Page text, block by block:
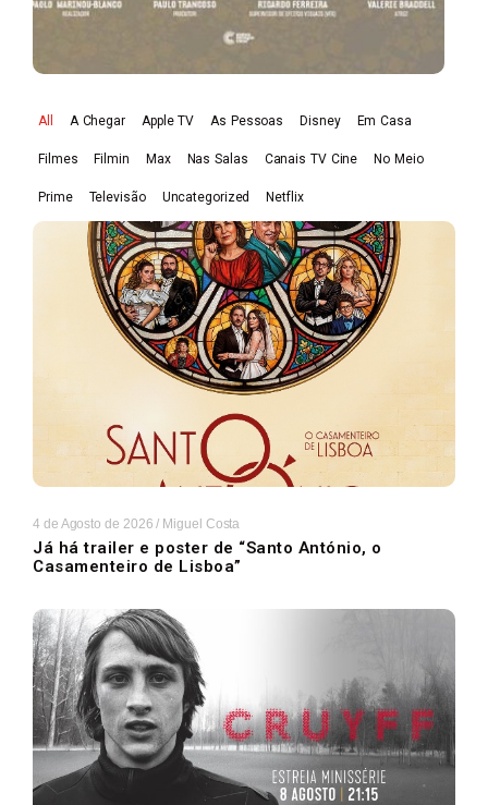
All A Chegar Apple TV As Pessoas Disney Em Casa
Filmes Filmin Max Nas Salas Canais TV Cine No Meio
Prime Televisão Uncategorized Netflix
4 de Agosto de 2026 / Miguel Costa
Já há trailer e poster de “Santo António, o
Casamenteiro de Lisboa”